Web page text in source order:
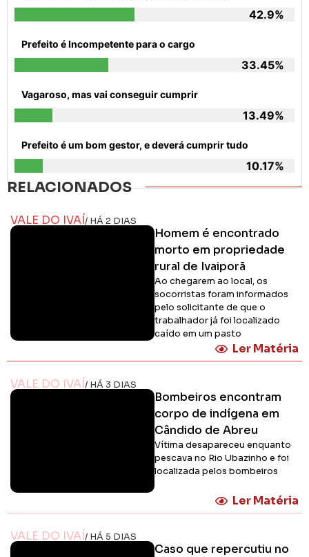
42.9%
Prefeito é Incompetente para o cargo
33.45%
Vagaroso, mas vai conseguir cumprir
13.49%
Prefeito é um bom gestor, e deverá cumprir tudo
10.17%
RELACIONADOS
VALE DO IVAÍ/ HÁ 2 DIAS
Homem é encontrado
morto em propriedade
rural de Ivaiporã
Ao chegarem ao local, os
socorristas foram informados
pelo solicitante de que o
trabalhador já foi localizado
caído em um pasto
Ler Matéria
VALE DO IVAÍ/ HÁ 3 DIAS
Bombeiros encontram
corpo de indígena em
Cândido de Abreu
Vítima desapareceu enquanto
pescava no Rio Ubazinho e foi
localizada pelos bombeiros
Ler Matéria
VALE DO IVAÍ/ HÁ 5 DIAS
Caso que repercutiu no